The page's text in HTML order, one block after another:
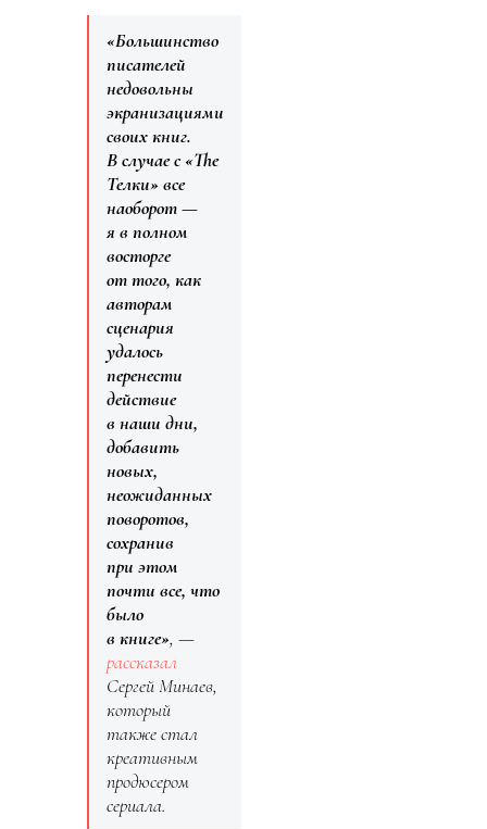
«Большинство
писателей
недовольны
экранизациями
своих книг.
В случае с «The
Телки» все
наоборот —
я в полном
восторге
от того, как
авторам
сценария
удалось
перенести
действие
в наши дни,
добавить
новых,
неожиданных
поворотов,
сохранив
при этом
почти все, что
было
в книге», —
рассказал
Сергей Минаев,
который
также стал
креативным
продюсером
сериала.